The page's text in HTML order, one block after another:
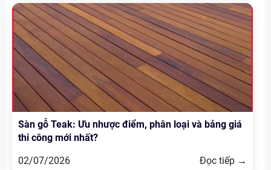
Sàn gỗ Teak: Ưu nhược điểm, phân loại và bảng giá
thi công mới nhất?
02/07/2026
Đọc tiếp →